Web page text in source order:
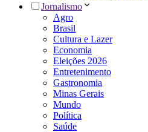
Jornalismo
Agro
Brasil
Cultura e Lazer
Economia
Eleições 2026
Entretenimento
Gastronomia
Minas Gerais
Mundo
Política
Saúde